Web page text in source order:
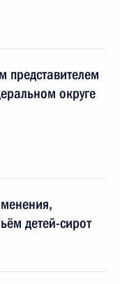
представителем
округе
детей-сирот